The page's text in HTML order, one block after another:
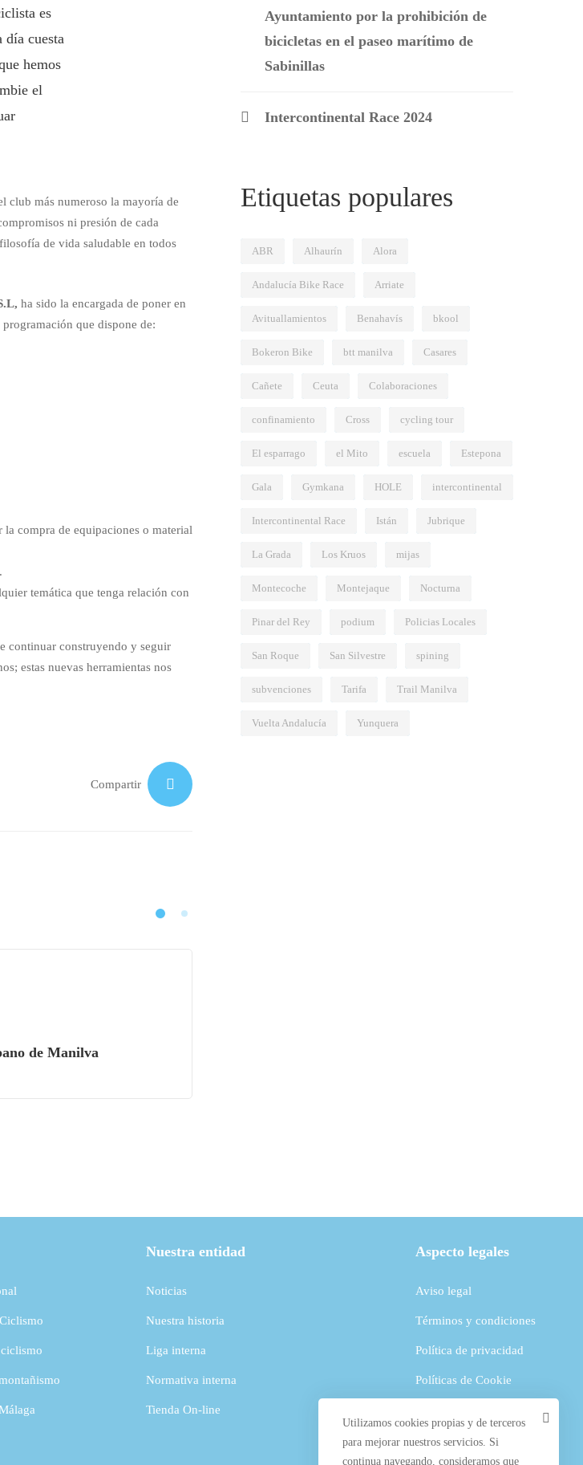
es
día cuesta
hemos
el
club más numeroso la mayoría de
ni presión de cada
de vida saludable en todos
, ha sido la encargada de poner en
que dispone de:
compra de equipaciones o material
temática que tenga relación con
continuar construyendo y seguir
estas nuevas herramientas nos
Compartir
de Manilva
Ayuntamiento por la prohibición de
bicicletas en el paseo marítimo de
Sabinillas
Intercontinental Race 2024
Etiquetas populares
ABR Alhaurín Alora
Andalucía Bike Race Arriate
Avituallamientos Benahavís bkool
Bokeron Bike btt manilva Casares
Cañete Ceuta Colaboraciones
confinamiento Cross cycling tour
El esparrago el Mito escuela Estepona
Gala Gymkana HOLE intercontinental
Intercontinental Race Istán Jubrique
La Grada Los Kruos mijas
Montecoche Montejaque Nocturna
Pinar del Rey podium Policias Locales
San Roque San Silvestre spining
subvenciones Tarifa Trail Manilva
Vuelta Andalucía Yunquera
Nuestra entidad
Noticias
Nuestra historia
Liga interna
Normativa interna
Tienda On-line
Aspecto legales
Aviso legal
Términos y condiciones
Política de privacidad
Políticas de Cookie
Utilizamos cookies propias y de terceros
para mejorar nuestros servicios. Si
continua navegando, consideramos que